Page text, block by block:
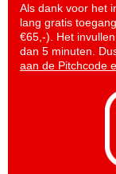
Als dank voor het
lang gratis
€65,-). Het
dan 5 minuten.
aan de Pitchcode